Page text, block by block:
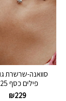
סוואנה-שרשרת
פילים כסף 925
₪229